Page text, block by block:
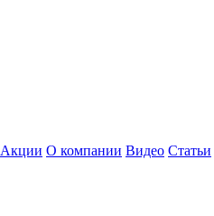
Акции О компании Видео Статьи